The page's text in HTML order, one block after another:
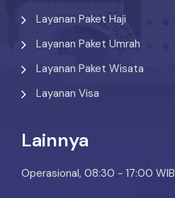
Layanan Paket Haji
Layanan Paket Umrah
Layanan Paket Wisata
Layanan Visa
Lainnya
Operasional, 08:30 - 17:00 WIB